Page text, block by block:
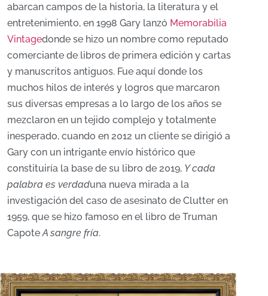
abarcan campos de la historia, la literatura y el
entretenimiento, en 1998 Gary lanzó Memorabilia
Vintagedonde se hizo un nombre como reputado
comerciante de libros de primera edición y cartas
y manuscritos antiguos. Fue aquí donde los
muchos hilos de interés y logros que marcaron
sus diversas empresas a lo largo de los años se
mezclaron en un tejido complejo y totalmente
inesperado, cuando en 2012 un cliente se dirigió a
Gary con un intrigante envío histórico que
constituiría la base de su libro de 2019, Y cada
palabra es verdaduna nueva mirada a la
investigación del caso de asesinato de Clutter en
1959, que se hizo famoso en el libro de Truman
CapoteA sangre fría.